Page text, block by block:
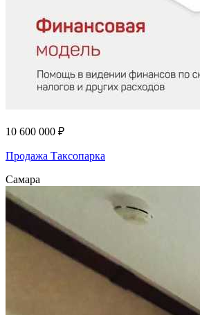
10 600 000 ₽
Продажа Таксопарка
Самара